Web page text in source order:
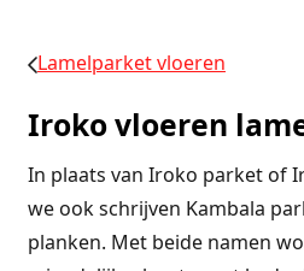
Lamelparket vloeren
Iroko vloeren
In plaats van Iroko parket of
we ook schrijven Kambala
planken. Met beide namen